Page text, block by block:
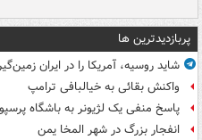
پربازدیدترین ها
شاید روسیه، آمریکا را در ایران
واکنش بقائی به خیالبافی ترامپ
پاسخ منفی یک لژیونر به باشگاه
انفجار بزرگ در شهر المخا یمن